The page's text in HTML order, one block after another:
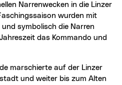
Narrenwecken in die Linzer
wurden mit
symbolisch die Narren
das Kommando und
und weiter bis zum Alten